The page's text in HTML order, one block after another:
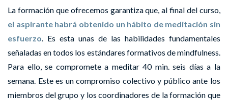
La formación que ofrecemos garantiza que, al final del curso,
el aspirante habrá obtenido un hábito de meditación sin
esfuerzo. Es esta unas de las habilidades fundamentales
señaladas en todos los estándares formativos de mindfulness.
Para ello, se compromete a meditar 40 min. seis días a la
semana. Este es un compromiso colectivo y público ante los
miembros del grupo y los coordinadores de la formación que